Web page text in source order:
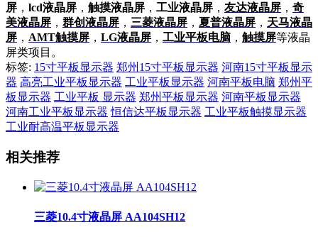
屏 ， lcd液晶屏 ， 触摸液晶屏 ， 工业液晶屏 ， 友达液晶屏 ， 奇
美液晶屏 ， 群创液晶屏 ， 三菱液晶屏 ， 夏普液晶屏 ， 天马液晶
屏 ， AMT触摸屏 ， LG液晶屏 ， 工业平板电脑 ， 触摸屏等液晶
屏类项目。
标签: 15寸平板显示器 郑州15寸平板显示器 河南15寸平板显示
器 高亮工业平板显示器 工业平板显示器 河南平板电脑 郑州平
板显示器 工业平板 显示器 郑州平板显示器 河南平板显示器
河南工业平板显示器 恒信达平板显示器 工业平板触摸显示器
工业耐高温平板显示器
相关推荐
三菱10.4寸液晶屏 AA104SH12